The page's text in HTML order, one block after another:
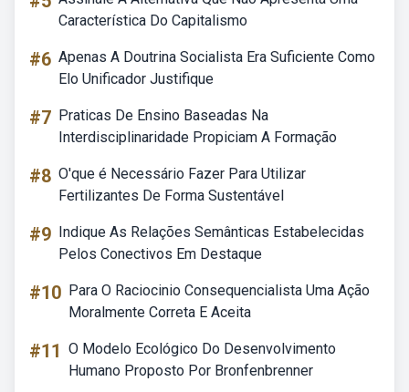
Característica Do Capitalismo
#6 Apenas A Doutrina Socialista Era Suficiente Como
Elo Unificador Justifique
#7 Praticas De Ensino Baseadas Na
Interdisciplinaridade Propiciam A Formação
#8 O'que é Necessário Fazer Para Utilizar
Fertilizantes De Forma Sustentável
#9 Indique As Relações Semânticas Estabelecidas
Pelos Conectivos Em Destaque
#10 Para O Raciocinio Consequencialista Uma Ação
Moralmente Correta E Aceita
#11 O Modelo Ecológico Do Desenvolvimento
Humano Proposto Por Bronfenbrenner